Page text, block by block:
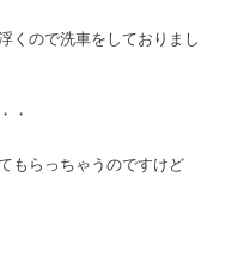
くので洗車をしておりまし
・
もらっちゃうのですけど